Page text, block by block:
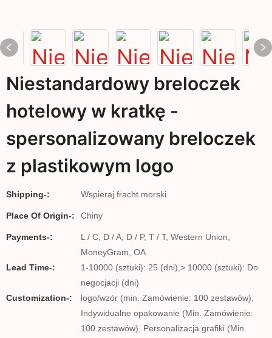
Niestandardowy breloczek
hotelowy w kratkę -
spersonalizowany breloczek
z plastikowym logo
Shipping-: Wspieraj fracht morski
Place Of Origin-: Chiny
Payments-:
L / C, D / A, D / P, T / T, Western Union,
MoneyGram, OA
Lead Time-:
1-10000 (sztuki): 25 (dni),> 10000 (sztuki): Do
negocjacji (dni)
Customization-:
logo/wzór (min. Zamówienie: 100 zestawów),
Indywidualne opakowanie (Min. Zamówienie:
100 zestawów), Personalizacja grafiki (Min.